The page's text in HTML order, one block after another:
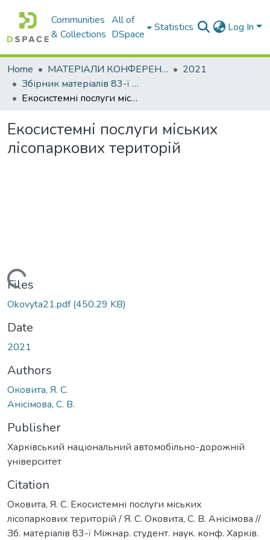
Communities
& Collections
All of
DSpace
Statistics Log In
Home МАТЕРІАЛИ КОНФЕРЕНЦІЙ
2021
Збірник матеріалів 83-ї міжнародної студентської наукової конференції Харківського національного автомобільно-дорожнього університету. Секція кафедри екології
Екосистемні послуги міських лісопаркових територій
Екосистемні послуги міських
лісопаркових територій
Loading...
Files
Okovyta21.pdf(450.29 KB)
Date
2021
Authors
Оковита, Я. С.
Анісімова, С. В.
Publisher
Харківський національний автомобільно-дорожній
університет
Citation
Оковита, Я. С. Екосистемні послуги міських
лісопаркових територій / Я. С. Оковита, С. В. Анісімова //
Зб. матеріалів 83-ї Міжнар. студент. наук. конф. Харків.